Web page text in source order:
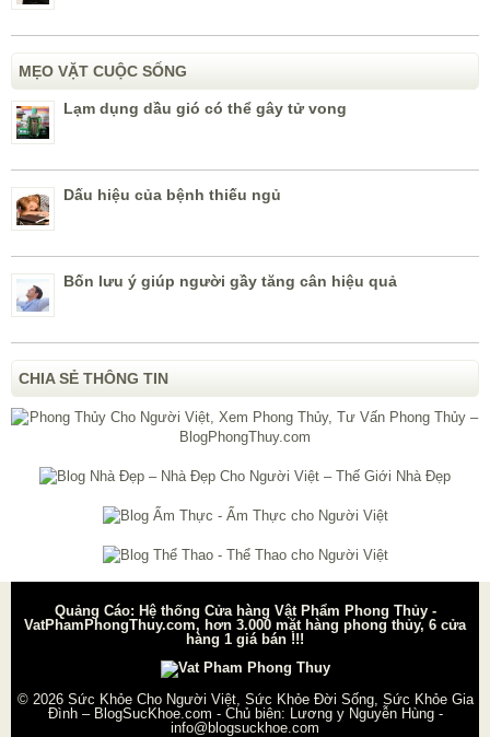
MẸO VẶT CUỘC SỐNG
Lạm dụng dầu gió có thể gây tử vong
Dấu hiệu của bệnh thiếu ngủ
Bốn lưu ý giúp người gầy tăng cân hiệu quả
CHIA SẺ THÔNG TIN
Quảng Cáo: Hệ thống Cửa hàng Vật Phẩm Phong Thủy -
VatPhamPhongThuy.com, hơn 3.000 mặt hàng phong thủy, 6 cửa
hàng 1 giá bán !!!
© 2026 Sức Khỏe Cho Người Việt, Sức Khỏe Đời Sống, Sức Khỏe Gia
Đình – BlogSucKhoe.com - Chủ biên: Lương y Nguyễn Hùng-
info@blogsuckhoe.com